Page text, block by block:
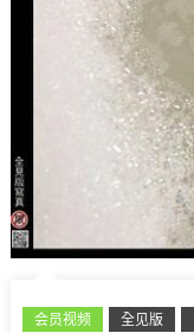
会员视频 全见版